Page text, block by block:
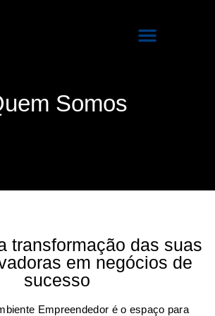
Somos
transformação das suas
em negócios de
sucesso
Empreendedor é o espaço para